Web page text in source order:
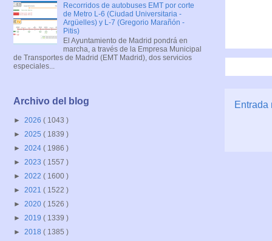
Entrada
Recorridos de autobuses EMT por corte
de Metro L-6 (Ciudad Universitaria -
Argüelles) y L-7 (Gregorio Marañón -
Pitis)
El Ayuntamiento de Madrid pondrá en
marcha, a través de la Empresa Municipal
de Transportes de Madrid (EMT Madrid), dos servicios
especiales...
Archivo del blog
► 2026 ( 1043 )
► 2025 ( 1839 )
► 2024 ( 1986 )
► 2023 ( 1557 )
► 2022 ( 1600 )
► 2021 ( 1522 )
► 2020 ( 1526 )
► 2019 ( 1339 )
► 2018 ( 1385 )